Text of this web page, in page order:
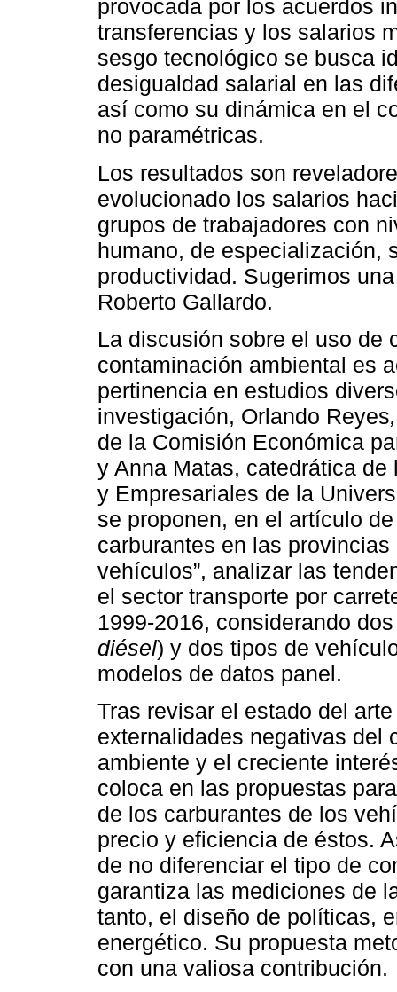
provocada por los acuerdos
transferencias y los salarios
sesgo tecnológico se busca
desigualdad salarial en las
así como su dinámica en el
no paramétricas.
Los resultados son
evolucionado los salarios
grupos de trabajadores con
humano, de especialización,
productividad. Sugerimos
Roberto Gallardo.
La discusión sobre el uso de
contaminación ambiental es
pertinencia en estudios
investigación, Orlando Reyes,
de la Comisión Económica
y Anna Matas, catedrática
y Empresariales de la
se proponen, en el artículo
carburantes en las
vehículos”, analizar las
el sector transporte por
1999-2016, considerando
diésel) y dos tipos de
modelos de datos panel.
Tras revisar el estado del
externalidades negativas del
ambiente y el creciente
coloca en las propuestas
de los carburantes de los
precio y eficiencia de éstos.
de no diferenciar el tipo de
garantiza las mediciones de
tanto, el diseño de políticas,
energético. Su propuesta
con una valiosa contribución.